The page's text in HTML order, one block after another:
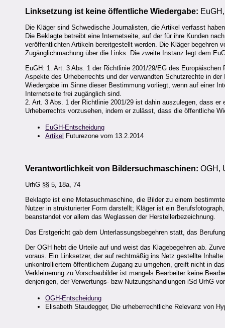
Linksetzung ist keine öffentliche Wiedergabe:
Die Kläger sind Schwedische Journalisten, die Artikel verfasst
Die Beklagte betreibt eine Internetseite, auf der für ihre Kunden
veröffentlichten Artikeln bereitgestellt werden. Die Kläger begehren
Zugänglichmachung über die Links. Die zweite Instanz legt dem
EuGH: 1. Art. 3 Abs. 1 der Richtlinie 2001/29/EG des
Aspekte des Urheberrechts und der verwandten Schutzrechte in
Wiedergabe im Sinne dieser Bestimmung vorliegt, wenn auf einer
Internetseite frei zugänglich sind.
2. Art. 3 Abs. 1 der Richtlinie 2001/29 ist dahin auszulegen, dass
Urheberrechts vorzusehen, indem er zulässt, dass die öffentliche
EuGH-Entscheidung
Artikel Futurezone vom 13.2.2014
Verantwortlichkeit von Bildersuchmaschinen: OGH,
UrhG §§ 5, 18a, 74
Beklagte ist eine Metasuchmaschine, die Bilder zu einem
Nutzer in strukturierter Form darstellt; Kläger ist ein
beanstandet vor allem das Weglassen der Herstellerbezeichnung.
Das Erstgericht gab dem Unterlassungsbegehren statt, das
Der OGH hebt die Urteile auf und weist das Klagebegehren ab.
voraus. Ein Linksetzer, der auf rechtmäßig ins Netz gestellte
unkontrolliertem öffentlichem Zugang zu umgehen, greift nicht in
Verkleinerung zu Vorschaubilder ist mangels Bearbeiter keine
denjenigen, der Verwertungs- bzw Nutzungshandlungen iSd UrhG
OGH-Entscheidung
Elisabeth Staudegger, Die urheberrechtliche Relevanz von